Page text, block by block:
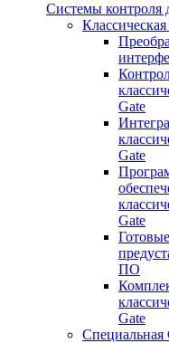
Системы контроля
Gate
Gate
Gate
ПО
Gate